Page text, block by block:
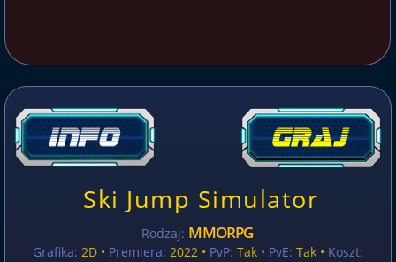
Ski Jump Simulator
Rodzaj: MMORPG
Grafika: 2D • Premiera: 2022 • PvP: Tak• PvE: Tak • Koszt: